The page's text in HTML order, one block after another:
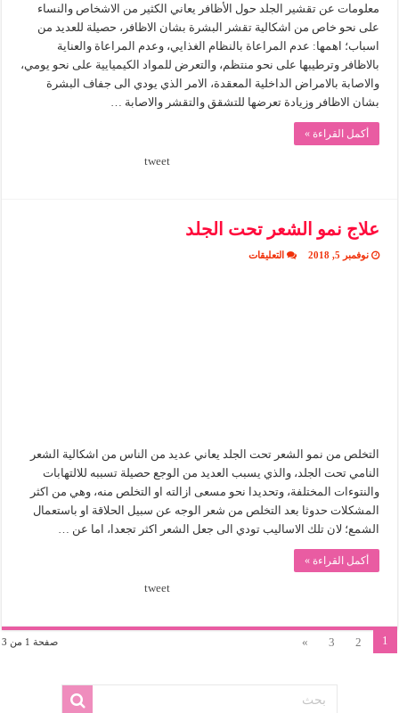
معلومات عن تقشير الجلد حول الأظافر يعاني الكثير من الاشخاص والنساء
على نحو خاص من اشكالية تقشر البشرة بشان الاظافر، حصيلة للعديد من
اسباب؛ اهمها: عدم المراعاة بالنظام الغذايي، وعدم المراعاة والعناية
بالاظافر وترطيبها على نحو منتظم، والتعرض للمواد الكيميايية على نحو يومي،
والاصابة بالامراض الداخلية المعقدة، الامر الذي يودي الى جفاف البشرة
بشان الاظافر وزيادة تعرضها للتشقق والتقشر والاصابة …
أكمل القراءة »
tweet
علاج نمو الشعر تحت الجلد
نوفمبر 5, 2018 التعليقاتعلى
التخلص من نمو الشعر تحت الجلد يعاني عديد من الناس من اشكالية الشعر
النامي تحت الجلد، والذي يسبب العديد من الوجع حصيلة تسببه للالتهابات
والنتوءات المختلفة، وتحديدا نحو مسعى ازالته او التخلص منه، وهي من اكثر
المشكلات حدوثا بعد التخلص من شعر الوجه عن سبيل الحلاقة او باستعمال
الشمع؛ لان تلك الاساليب تودي الى جعل الشعر اكثر تجعدا، اما عن …
أكمل القراءة »
tweet
صفحة 1 من 3 1
2
3
»